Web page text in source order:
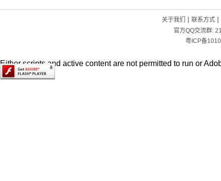
关于我们 | 联系方式|
官方QQ交流群:
粤ICP备
Either scripts and active content are not permitted to run or